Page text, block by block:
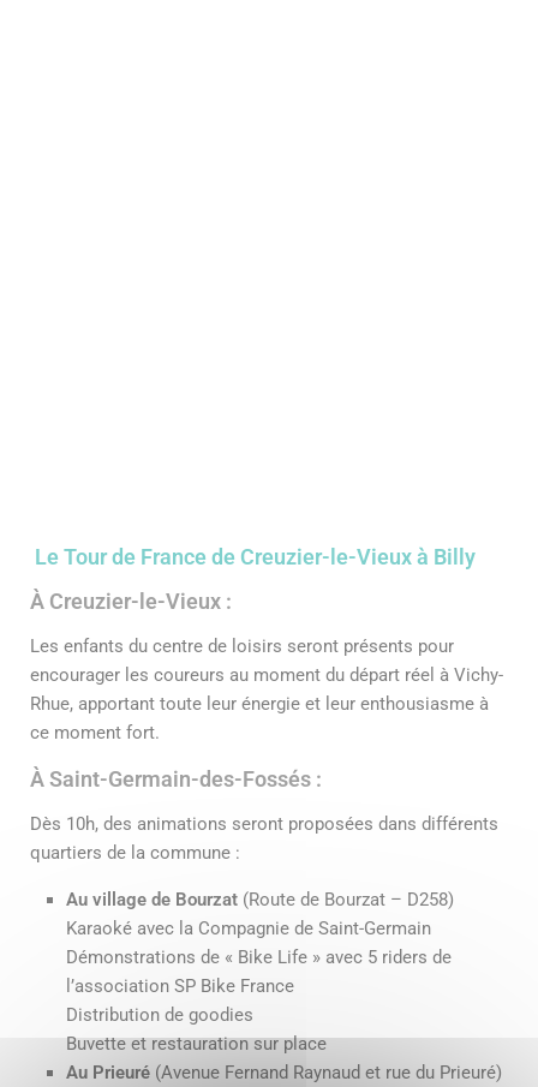
Le Tour de France de Creuzier-le-Vieux à Billy
À Creuzier-le-Vieux :
Les enfants du centre de loisirs seront présents pour
encourager les coureurs au moment du départ réel à Vichy-
Rhue, apportant toute leur énergie et leur enthousiasme à
ce moment fort.
À Saint-Germain-des-Fossés :
Dès 10h, des animations seront proposées dans différents
quartiers de la commune :
Au village de Bourzat (Route de Bourzat – D258)
Karaoké avec la Compagnie de Saint-Germain
Démonstrations de « Bike Life » avec 5 riders de
l’association SP Bike France
Distribution de goodies
Buvette et restauration sur place
Au Prieuré (Avenue Fernand Raynaud et rue du Prieuré)